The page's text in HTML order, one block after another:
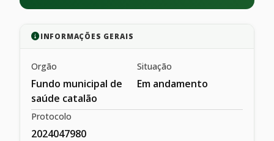
INFORMAÇÕES GERAIS
Orgão
Fundo municipal de
saúde catalão
Situação
Em andamento
Protocolo
2024047980